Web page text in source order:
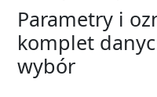
Parametry i
komplet
wybór